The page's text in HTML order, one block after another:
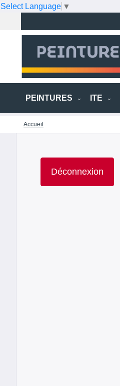
Select Language ▼
PEINTURES ITE
Accueil
Déconnexion